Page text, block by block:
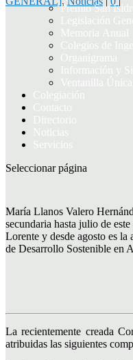
Premio San
Legislación
Memoria Anual
Colegios de
Organigrama
Información y
Ventanilla
Colegiación
Contacto
Directorio
Noticias
Servicios
Seleccionar página
María Llanos Valero
secundaria hasta julio de
Lorente y desde agosto es
de Desarrollo Sostenible en
La recientemente creada
atribuidas las siguientes